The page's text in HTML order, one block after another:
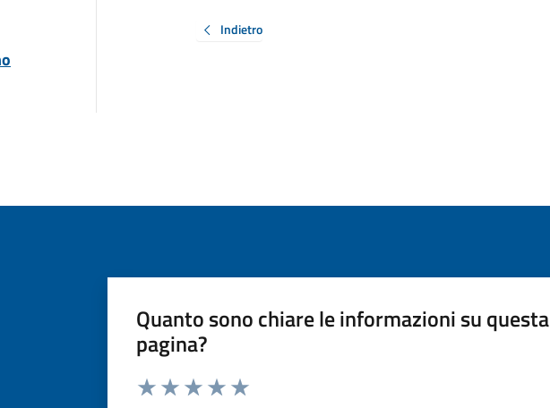
Indietro
Quanto sono chiare le informazioni su questa
pagina?
Valuta da 1 a 5 stelle la pagina